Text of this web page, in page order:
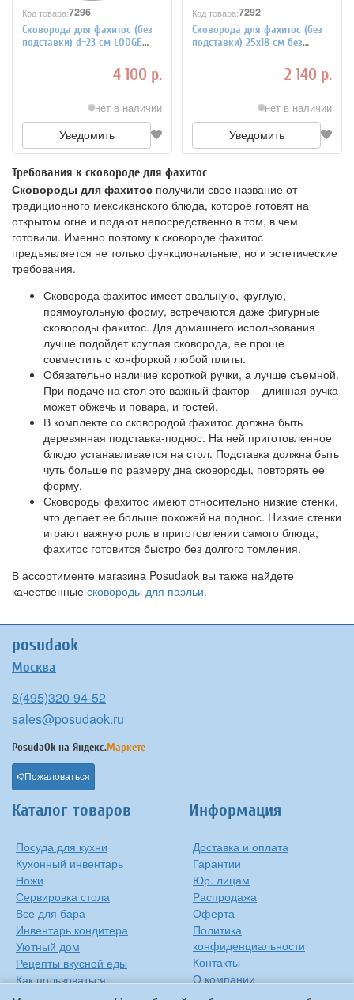
Код товара:7296
Сковорода для фахитос (без
подставки) d=23 см LODGE
4 100 р.
нет в наличии
Уведомить
Код товара:7292
Сковорода для фахитос (без
подставки) 25х18 см без
2 140 р.
нет в наличии
Уведомить
Требования к сковороде для фахитос
Сковороды для фахитос получили свое название от
традиционного мексиканского блюда, которое готовят на
открытом огне и подают непосредственно в том, в чем
готовили. Именно поэтому к сковороде фахитос
предъявляется не только функциональные, но и эстетические
требования.
Сковорода фахитос имеет овальную, круглую,
прямоугольную форму, встречаются даже фигурные
сковороды фахитос. Для домашнего использования
лучше подойдет круглая сковорода, ее проще
совместить с конфоркой любой плиты.
Обязательно наличие короткой ручки, а лучше съемной.
При подаче на стол это важный фактор – длинная ручка
может обжечь и повара, и гостей.
В комплекте со сковородой фахитос должна быть
деревянная подставка-поднос. На ней приготовленное
блюдо устанавливается на стол. Подставка должна быть
чуть больше по размеру дна сковороды, повторять ее
форму.
Сковороды фахитос имеют относительно низкие стенки,
что делает ее больше похожей на поднос. Низкие стенки
играют важную роль в приготовлении самого блюда,
фахитос готовится быстро без долгого томления.
В ассортименте магазина Posudaok вы также найдете
качественные сковороды для паэльи.
posudaok
Москва
8(495)320-94-52
sales@posudaok.ru
PosudaOk на Яндекс.Маркете
Пожаловаться
Каталог товаров
Посуда для кухни
Кухонный инвентарь
Ножи
Сервировка стола
Все для бара
Инвентарь кондитера
Уютный дом
Рецепты вкусной еды
Как пользоваться
сковородкой
Информация
Доставка и оплата
Гарантии
Юр. лицам
Распродажа
Оферта
Политика
конфиденциальности
Контакты
О компании
Сиропы Monin